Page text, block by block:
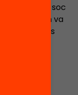
soc
que em va
els meus